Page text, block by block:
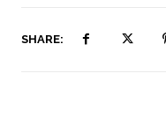
SHARE: